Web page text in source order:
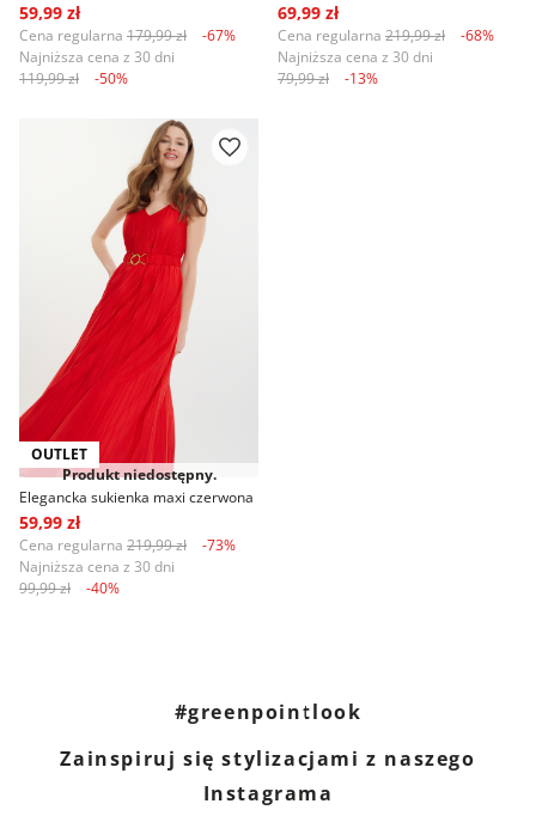
59,99 zł
Cena regularna 179,99 zł
-67%
Najniższa cena z 30 dni
119,99 zł
-50%
69,99 zł
Cena regularna 219,99 zł
-68%
Najniższa cena z 30 dni
79,99 zł
-13%
OUTLET
Produkt niedostępny.
Elegancka sukienka maxi czerwona
59,99 zł
Cena regularna 219,99 zł
-73%
Najniższa cena z 30 dni
99,99 zł
-40%
#greenpointlook
Zainspiruj się stylizacjami z naszego
Instagrama